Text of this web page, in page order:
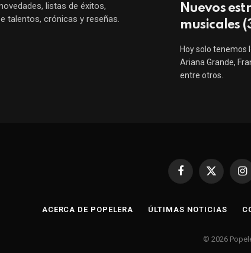
listas de éxitos,
talentos, crónicas y reseñas.
Nuevos
musicales
Hoy solo tenemos
Ariana Grande,
entre otros.
Facebook
X
ACERCA DE POPELERA ÚLTIMAS NOTICIAS
© 2026